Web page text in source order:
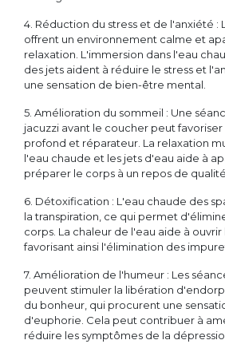
4. Réduction du stress et de l'anxiété :
offrent un environnement calme et
relaxation. L'immersion dans l'eau
des jets aident à réduire le stress et
une sensation de bien-être mental.
5. Amélioration du sommeil : Une
jacuzzi avant le coucher peut
profond et réparateur. La relaxation
l'eau chaude et les jets d'eau aide à
préparer le corps à un repos de qualité.
6. Détoxification : L'eau chaude des
la transpiration, ce qui permet
corps. La chaleur de l'eau aide à ouvrir
favorisant ainsi l'élimination des
7. Amélioration de l'humeur : Les
peuvent stimuler la libération
du bonheur, qui procurent une
d'euphorie. Cela peut contribuer à
réduire les symptômes de la